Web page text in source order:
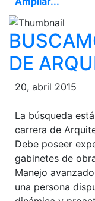
DE
20, abril 2015
La búsqueda
carrera de
Debe poseer
gabinetes de
Manejo
una persona